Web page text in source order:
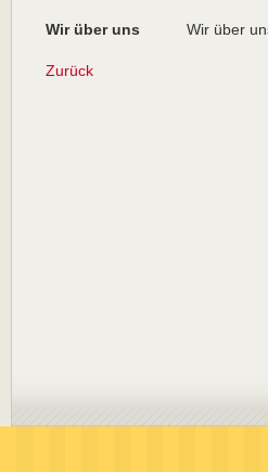
Wir über uns Wir über
Zurück